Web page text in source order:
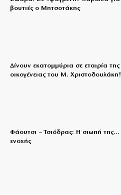
βουτιές ο Μητσοτάκης
Δίνουν εκατομμύρια σε εταιρία της
οικογένειας του Μ. Χριστοδουλάκη!
Φάουτσι – Τσιόδρας: Η σιωπή της…
ενοχής